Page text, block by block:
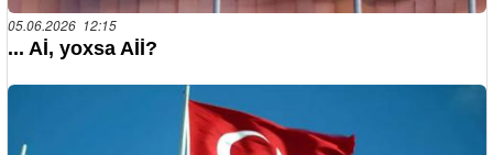
05.06.2026 12:15
... Aİ, yoxsa Aİİ?